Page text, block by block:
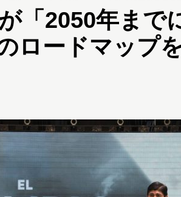
「2050年まで
ロードマップ